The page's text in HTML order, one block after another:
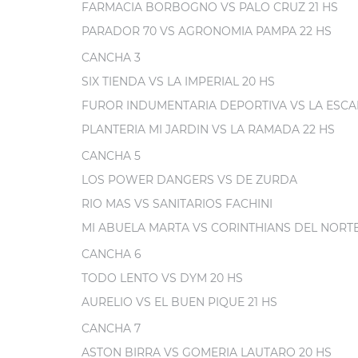
FARMACIA BORBOGNO VS PALO CRUZ 21 HS
PARADOR 70 VS AGRONOMIA PAMPA 22 HS
CANCHA 3
SIX TIENDA VS LA IMPERIAL 20 HS
FUROR INDUMENTARIA DEPORTIVA VS LA
PLANTERIA MI JARDIN VS LA RAMADA 22 HS
CANCHA 5
LOS POWER DANGERS VS DE ZURDA
RIO MAS VS SANITARIOS FACHINI
MI ABUELA MARTA VS CORINTHIANS DEL
CANCHA 6
TODO LENTO VS DYM 20 HS
AURELIO VS EL BUEN PIQUE 21 HS
CANCHA 7
ASTON BIRRA VS GOMERIA LAUTARO 20 HS